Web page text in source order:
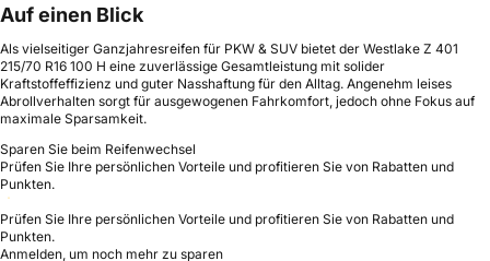
Auf einen Blick
Als vielseitiger Ganzjahresreifen für PKW & SUV bietet der Westlake Z 401
215/70 R16 100 H eine zuverlässige Gesamtleistung mit solider
Kraftstoffeffizienz und guter Nasshaftung für den Alltag. Angenehm leises
Abrollverhalten sorgt für ausgewogenen Fahrkomfort, jedoch ohne Fokus auf
maximale Sparsamkeit.
Sparen Sie beim Reifenwechsel
Prüfen Sie Ihre persönlichen Vorteile und profitieren Sie von Rabatten und
Punkten.
Prüfen Sie Ihre persönlichen Vorteile und profitieren Sie von Rabatten und
Punkten.
Anmelden, um noch mehr zu sparen